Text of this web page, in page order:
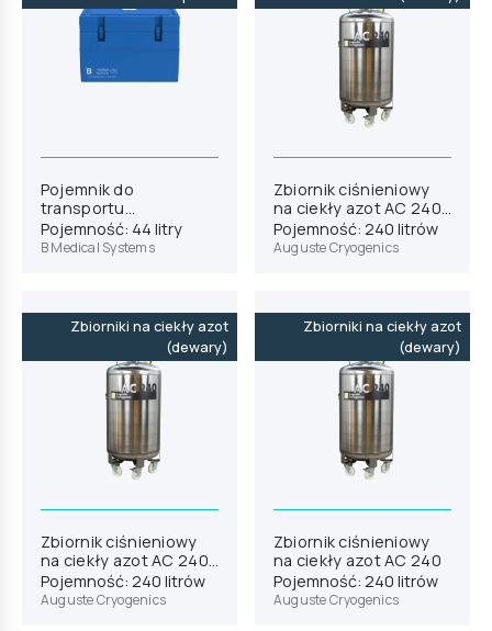
Pojemnik do
transportu
szczepionek B Medical
Systems RCW25
Pojemność: 44 litry
B Medical Systems
Zbiornik ciśnieniowy
na ciekły azot AC 240
PB
Pojemność: 240 litrów
Auguste Cryogenics
Zbiorniki na ciekły azot
(dewary)
Zbiornik ciśnieniowy
na ciekły azot AC 240
HP
Pojemność: 240 litrów
Auguste Cryogenics
Zbiorniki na ciekły azot
(dewary)
Zbiornik ciśnieniowy
na ciekły azot AC 240
Pojemność: 240 litrów
Auguste Cryogenics